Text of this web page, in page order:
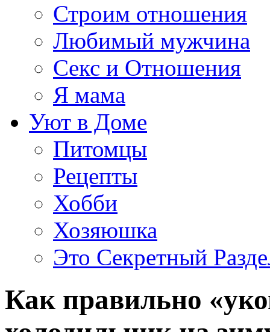
Строим отношения
Любимый мужчина
Секс и Отношения
Я мама
Уют в Доме
Питомцы
Рецепты
Хобби
Хозяюшка
Это Секретный
Как правильно